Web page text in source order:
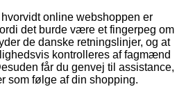
online webshoppen er
det burde være et fingerpeg om
de danske retningslinjer, og at
kontrolleres af fagmænd
får du genvej til assistance,
som følge af din shopping.